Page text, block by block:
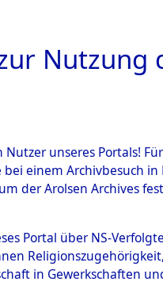
0002
Nutzung
unseres Portals!
einem Archivbesuch
der Arolsen Archives
Portal über NS-
in Gewerkschaften